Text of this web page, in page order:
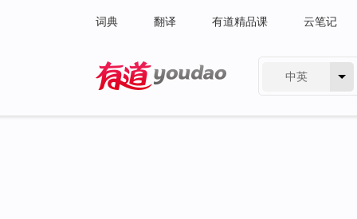
词典 翻译 有道精品课 云笔记
中英